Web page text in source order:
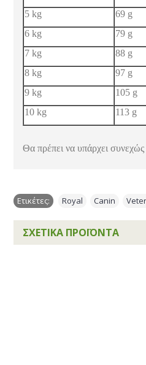
5 kg
69 g
6 kg
79 g
7 kg
88 g
8 kg
97 g
9 kg
105 g
10 kg
113 g
Θα πρέπει να υπάρχει συνεχώς
Ετικέτες: Royal Canin
ΣΧΕΤΙΚΆ ΠΡΟΪΌΝΤΑ